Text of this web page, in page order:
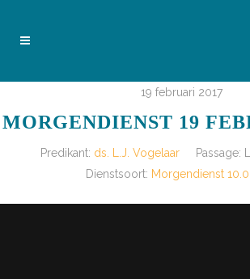
19 februari 2017
MORGENDIENST 19
Predikant: ds. L.J. Vogelaar Passage:
Dienstsoort: Morgendienst